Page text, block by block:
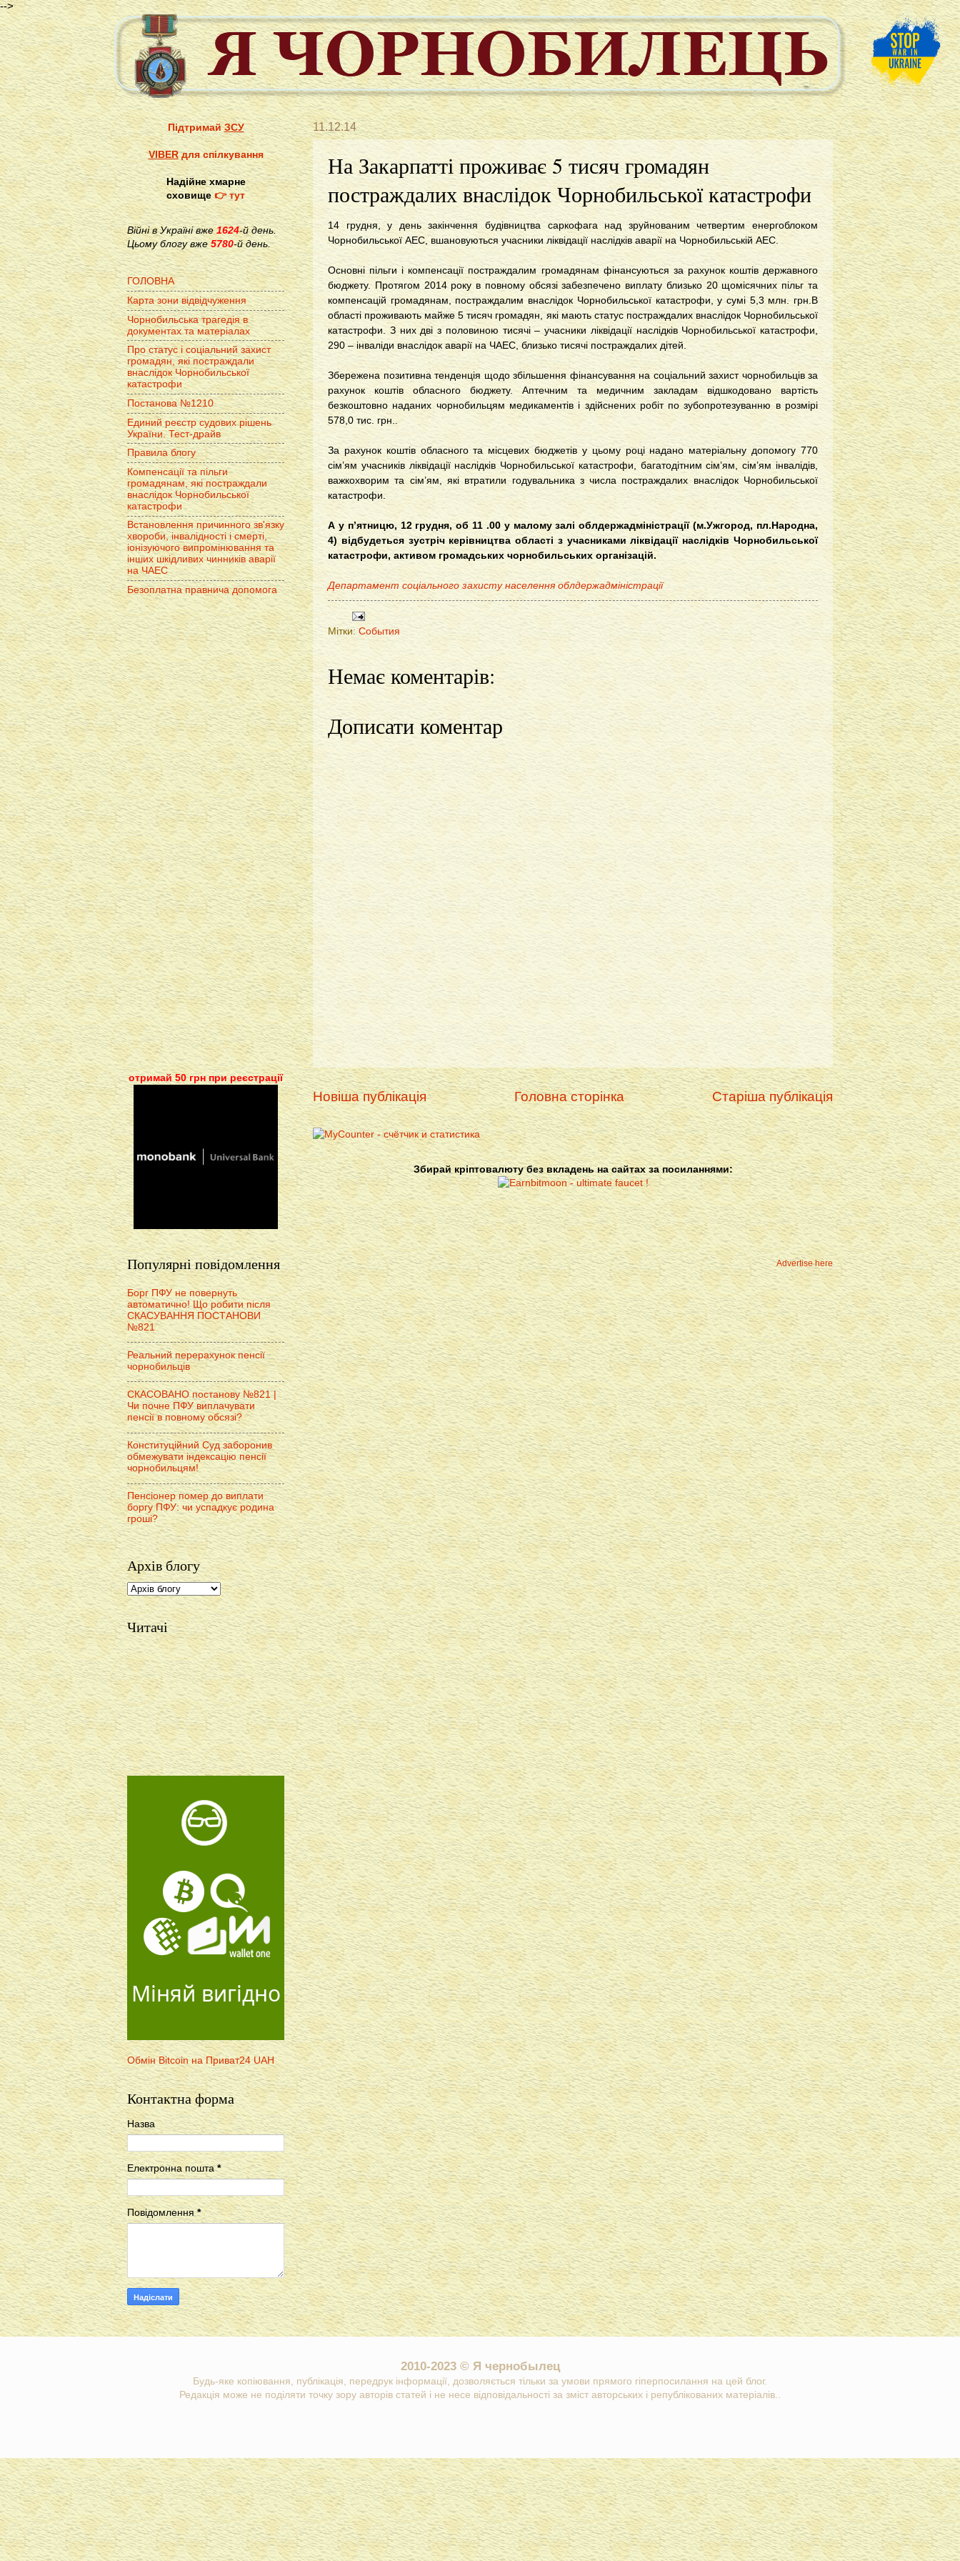
-->
11.12.14
На Закарпатті проживає 5 тисяч громадян
постраждалих внаслідок Чорнобильської катастрофи
14 грудня, у день закінчення будівництва саркофага над зруйнованим четвертим енергоблоком
Чорнобильської АЕС, вшановуються учасники ліквідації наслідків аварії на Чорнобильській АЕС.
Основні пільги і компенсації постраждалим громадянам фінансуються за рахунок коштів державного
бюджету. Протягом 2014 року в повному обсязі забезпечено виплату близько 20 щомісячних пільг та
компенсацій громадянам, постраждалим внаслідок Чорнобильської катастрофи, у сумі 5,3 млн. грн.В
області проживають майже 5 тисяч громадян, які мають статус постраждалих внаслідок Чорнобильської
катастрофи. З них дві з половиною тисячі – учасники ліквідації наслідків Чорнобильської катастрофи,
290 – інваліди внаслідок аварії на ЧАЕС, близько тисячі постраждалих дітей.
Збережена позитивна тенденція щодо збільшення фінансування на соціальний захист чорнобильців за
рахунок коштів обласного бюджету. Аптечним та медичним закладам відшкодовано вартість
безкоштовно наданих чорнобильцям медикаментів і здійснених робіт по зубопротезуванню в розмірі
578,0 тис. грн..
За рахунок коштів обласного та місцевих бюджетів у цьому році надано матеріальну допомогу 770
сім’ям учасників ліквідації наслідків Чорнобильської катастрофи, багатодітним сім’ям, сім’ям інвалідів,
важкохворим та сім’ям, які втратили годувальника з числа постраждалих внаслідок Чорнобильської
катастрофи.
А у п’ятницю, 12 грудня, об 11 .00 у малому залі облдержадміністрації (м.Ужгород, пл.Народна,
4) відбудеться зустріч керівництва області з учасниками ліквідації наслідків Чорнобильської
катастрофи, активом громадських чорнобильських організацій.
Департамент соціального захисту населення облдержадміністрації
Мітки: События
Немає коментарів:
Дописати коментар
Новіша публікація Старіша публікація
Головна сторінка
Збирай кріптовалюту без вкладень на сайтах за посиланнями:
Advertise here
ПідтримайЗСУ
VIBERдля спілкування
Надійне хмарне
сховище👉 тут
Війні в Україні вже1624-й день.
Цьому блогу вже 5780-й день.
ГОЛОВНА
Карта зони відвідчуження
Чорнобильська трагедія в
документах та матеріалах
Про статус і соціальний захист
громадян, які постраждали
внаслідок Чорнобильської
катастрофи
Постанова №1210
Единий реєстр судових рішень
України. Тест-драйв
Правила блогу
Компенсації та пільги
громадянам, які постраждали
внаслідок Чорнобильської
катастрофи
Встановлення причинного зв'язку
хвороби, інвалідності і смерті,
іонізуючого випромінювання та
інших шкідливих чинників аварії
на ЧАЕС
Безоплатна правнича допомога
отримай 50 грн при реєстрації
Популярні повідомлення
Борг ПФУ не повернуть
автоматично! Що робити після
СКАСУВАННЯ ПОСТАНОВИ
№821
Реальний перерахунок пенсії
чорнобильців
СКАСОВАНО постанову №821 |
Чи почне ПФУ виплачувати
пенсії в повному обсязі?
Конституційний Суд заборонив
обмежувати індексацію пенсії
чорнобильцям!
Пенсіонер помер до виплати
боргу ПФУ: чи успадкує родина
гроші?
Архів блогу
Читачі
Міняй вигідно
Обмін Bitcoin на Приват24 UAH
Контактна форма
Назва
Електронна пошта*
Повідомлення*
2010-2023 © Я чернобылец
Будь-яке копіювання, публікація, передрук інформації, дозволяється тільки за умови прямого гіперпосилання на цей блог.
Редакція може не поділяти точку зору авторів статей і не несе відповідальності за зміст авторських і републікованих матеріалів..